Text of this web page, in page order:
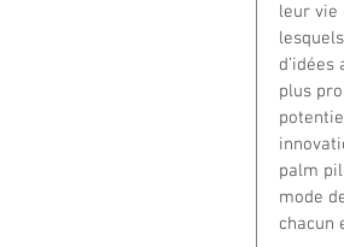
leur vie
plus
palm
mode
chacun